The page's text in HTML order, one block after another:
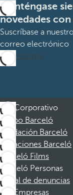
Manténgase
novedades
Suscríbase a
correo electrónico
Suscribirme
Corporativo
Grupo Barceló
Fundación Barceló
Vacaciones Barceló
Barceló Films
Barceló Personas
Canal de denuncias
Empresas